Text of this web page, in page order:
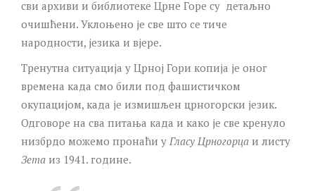
сви архиви и библиотеке Црне Горе су детаљно
oчишћени. Уклоњено је све што се тиче
народности, језикa и вјерe.
Тренутна ситуација у Црној Гори копија је оног
времена када смо били под фашистичком
окупацијом, када је измишљен црногорски језик.
Одговоре на сва питања када и како је све кренуло
низбрдо можемо пронаћи у Гласу Црногорца и листу
Зета из 1941. године.